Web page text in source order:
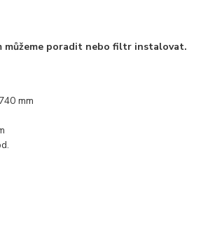
můžeme poradit nebo filtr instalovat.
mm